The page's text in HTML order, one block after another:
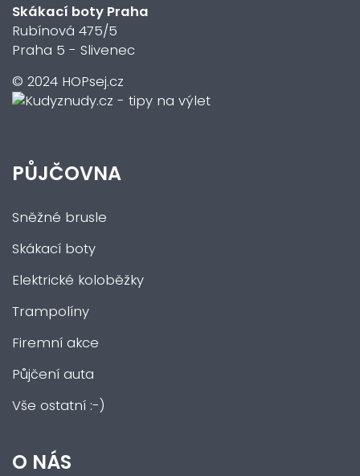
Skákací boty Praha
Rubínová 475/5
Praha 5 - Slivenec
© 2024 HOPsej.cz
PŮJČOVNA
Sněžné brusle
Skákací boty
Elektrické koloběžky
Trampolíny
Firemní akce
Půjčení auta
Vše ostatní :-)
O NÁS